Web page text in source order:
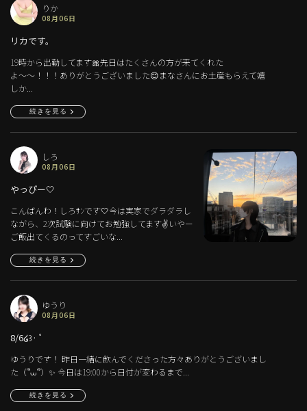
りか
08月06日
リカです。
19時から出勤してます🎀先日はたくさんの方が来てくれた
よ〜〜！！！ありがとうございました😊まなさんにお土産もらえて嬉
しか...
続きを見る
しろ
08月06日
やっぴー🤍
こんばんわ！しろｻﾝです🤍今は実家でダラダラし
ながら、2次試験に向けてお勉強してます✌️いやー
ご飯出てくるのってすごいな...
続きを見る
ゆうり
08月06日
8/6໒꒱· ﾟ
ゆうりです！ 昨日一緒に飲んでくださった方々ありがとうございまし
た（՞‎⩊՞）✨️ 今日は19:00から日付が変わるまで...
続きを見る